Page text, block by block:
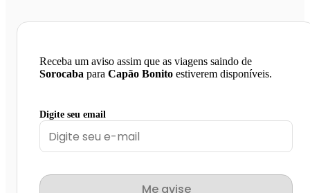
Receba um aviso assim que as viagens saindo de
Sorocaba para Capão Bonito estiverem disponíveis.
Digite seu email
Me avise